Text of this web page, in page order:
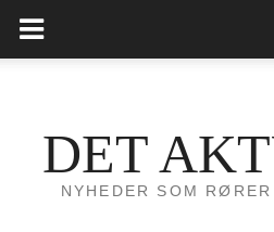
DET
NYHEDER SOM